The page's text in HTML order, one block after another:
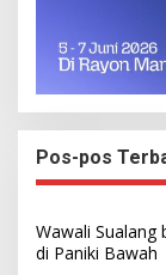
Pos-pos
Wawali Sualang
di Paniki Bawah